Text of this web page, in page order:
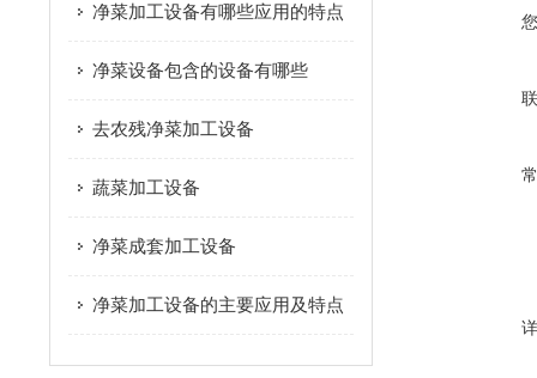
净菜加工设备有哪些应用的特点
净菜设备包含的设备有哪些
去农残净菜加工设备
蔬菜加工设备
净菜成套加工设备
净菜加工设备的主要应用及特点